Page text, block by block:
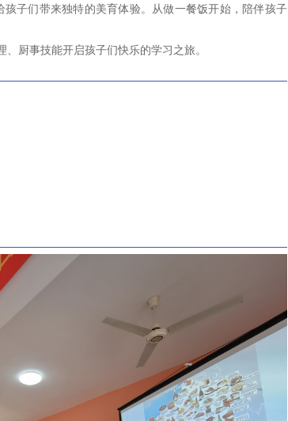
子们带来独特的美育体验。从做一餐饭开始，陪伴孩子
厨事技能开启孩子们快乐的学习之旅。